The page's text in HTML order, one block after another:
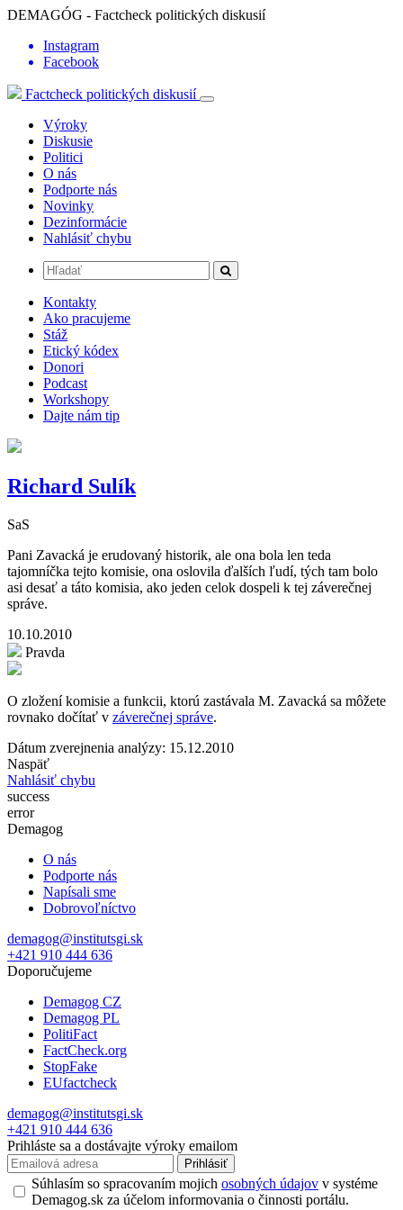
DEMAGÓG - Factcheck politických diskusií
Instagram
Facebook
Factcheck politických diskusií
Výroky
Diskusie
Politici
O nás
Podporte nás
Novinky
Dezinformácie
Nahlásiť chybu
Kontakty
Ako pracujeme
Stáž
Etický kódex
Donori
Podcast
Workshopy
Dajte nám tip
Richard Sulík
SaS
Pani Zavacká je erudovaný historik, ale ona bola len teda
tajomníčka tejto komisie, ona oslovila ďalších ľudí, tých tam bolo
asi desať a táto komisia, ako jeden celok dospeli k tej záverečnej
správe.
10.10.2010
Pravda
O zložení komisie a funkcii, ktorú zastávala M. Zavacká sa môžete
rovnako dočítať v záverečnej správe.
Dátum zverejnenia analýzy: 15.12.2010
Naspäť
Nahlásiť chybu
success
error
Demagog
O nás
Podporte nás
Napísali sme
Dobrovoľníctvo
demagog@institutsgi.sk
+421 910 444 636
Doporučujeme
Demagog CZ
Demagog PL
PolitiFact
FactCheck.org
StopFake
EUfactcheck
demagog@institutsgi.sk
+421 910 444 636
Prihláste sa a dostávajte výroky emailom
Prihlásiť
Súhlasím so spracovaním mojich osobných údajov v systéme
Demagog.sk za účelom informovania o činnosti portálu.